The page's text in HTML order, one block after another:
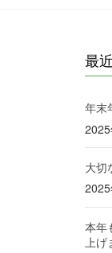
最
年末
大切
本年
上げ